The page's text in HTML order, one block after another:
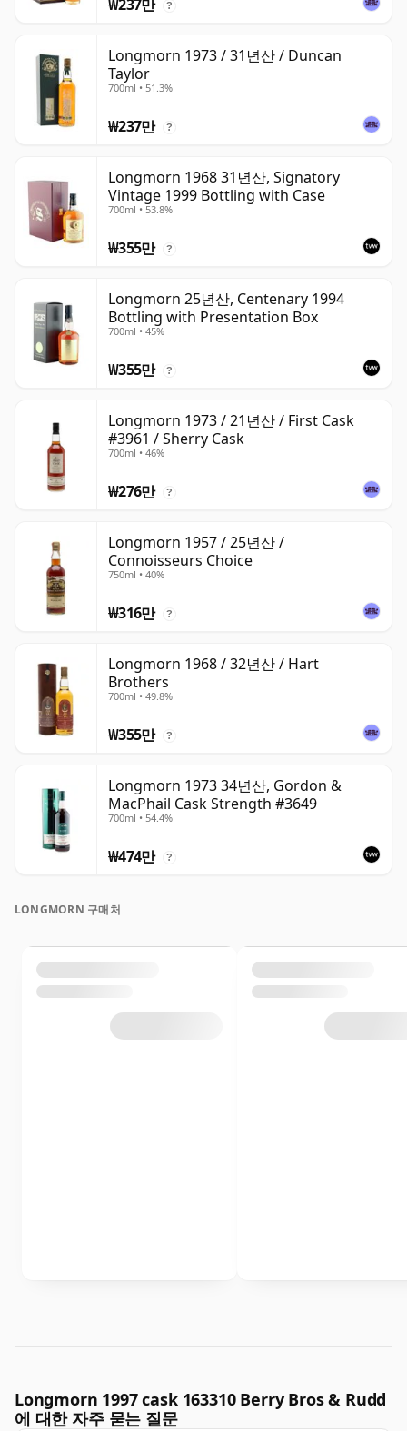
₩237만 ?
Longmorn 1973 / 31년산 / Duncan
Taylor
700ml • 51.3%
₩237만 ?
Longmorn 1968 31년산, Signatory
Vintage 1999 Bottling with Case
700ml • 53.8%
₩355만 ?
Longmorn 25년산, Centenary 1994
Bottling with Presentation Box
700ml • 45%
₩355만 ?
Longmorn 1973 / 21년산 / First Cask
#3961 / Sherry Cask
700ml • 46%
₩276만 ?
Longmorn 1957 / 25년산 /
Connoisseurs Choice
750ml • 40%
₩316만 ?
Longmorn 1968 / 32년산 / Hart
Brothers
700ml • 49.8%
₩355만 ?
Longmorn 1973 34년산, Gordon &
MacPhail Cask Strength #3649
700ml • 54.4%
₩474만 ?
LONGMORN 구매처
Longmorn 1997 cask 163310 Berry Bros & Rudd
에 대한 자주 묻는 질문